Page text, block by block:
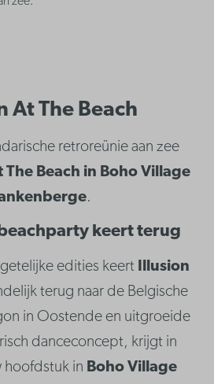
At The Beach
retroreünie aan zee
The Beach in Boho Village
.
keert terug
edities keert Illusion
terug naar de Belgische
in Oostende en uitgroeide
danceconcept, krijgt in
hoofdstuk in Boho Village